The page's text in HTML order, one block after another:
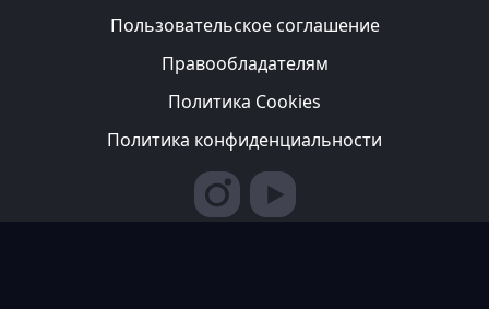
Пользовательское соглашение
Правообладателям
Политика Cookies
Политика конфиденциальности